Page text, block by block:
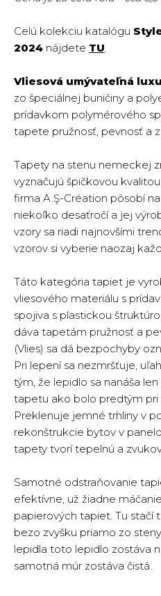
Celú kolekciu katalógu
2024 nájdete TU.
Vliesová umývateľná
zo špeciálnej buničiny a
prídavkom polymérového
tapete pružnosť, pevnosť a
Tapety na stenu nemeckej
vyznačujú špičkovou
firma A.Ş-Création pôsobí
niekoľko desaťročí a jej
vzory sa riadi najnovšími
vzorov si vyberie naozaj
Táto kategória tapiet je
vliesového materiálu s
spojiva s plastickou
dáva tapetám pružnosť a
(Vlies) sa dá bezpochyby
Pri lepení sa nezmršťuje,
tým, že lepidlo sa nanáša
tapetu ako bolo predtým
Preklenuje jemné trhliny v
rekonštrukcie bytov v
tapety tvorí tepelnú a
Samotné odstraňovanie
efektívne, už žiadne
papierových tapiet. Tu stačí
bezo zvyšku priamo zo
lepidla toto lepidlo zostáva
samotná múr zostáva čistá.